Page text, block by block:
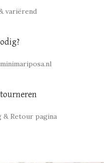
variërend
& Retour pagina